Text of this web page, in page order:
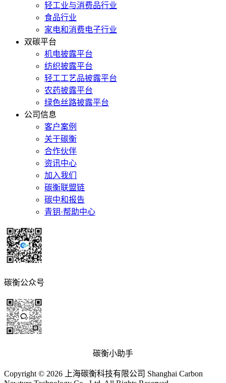
轻工业与消费品行业
食品行业
家电和消费电子行业
双碳平台
机电披露平台
纺织披露平台
轻工工艺品披露平台
农药披露平台
绿色丝路披露平台
公司信息
客户案例
关于碳衡
合作伙伴
资讯中心
加入我们
碳衡联盟链
碳中和报告
青钥·帮助中心
碳衡公众号
碳衡小助手
Copyright © 2026 上海碳衡科技有限公司 Shanghai Carbon